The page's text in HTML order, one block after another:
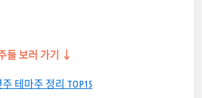
들 보러 가기 ↓
테마주 정리 TOP15